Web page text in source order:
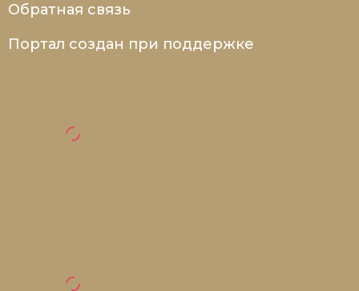
Обратная связь
Портал создан при поддержке